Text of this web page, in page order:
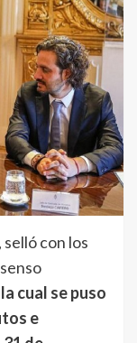
, selló con los
cual se puso
e